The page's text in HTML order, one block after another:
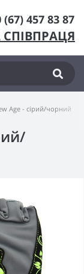
(67) 457 83 87
Age - сірий/чорний